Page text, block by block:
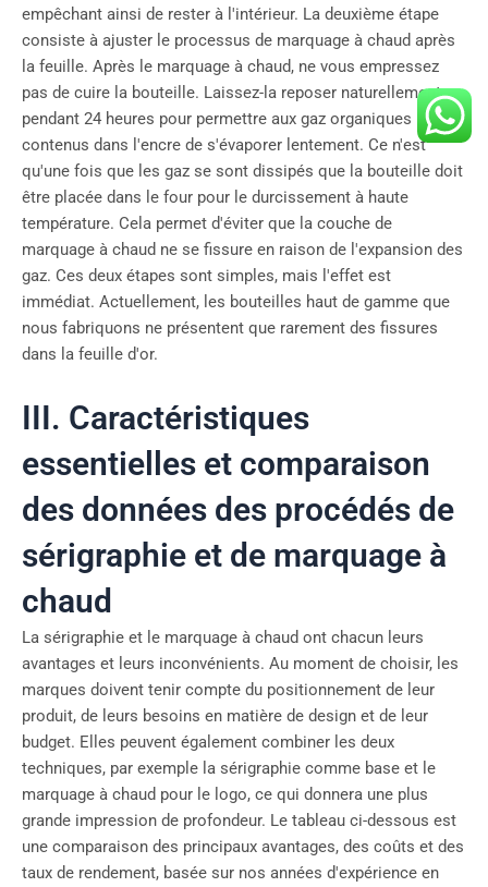
empêchant ainsi de rester à l'intérieur. La deuxième étape
consiste à ajuster le processus de marquage à chaud après
la feuille. Après le marquage à chaud, ne vous empressez
pas de cuire la bouteille. Laissez-la reposer naturellement
pendant 24 heures pour permettre aux gaz organiques
contenus dans l'encre de s'évaporer lentement. Ce n'est
qu'une fois que les gaz se sont dissipés que la bouteille doit
être placée dans le four pour le durcissement à haute
température. Cela permet d'éviter que la couche de
marquage à chaud ne se fissure en raison de l'expansion des
gaz. Ces deux étapes sont simples, mais l'effet est
immédiat. Actuellement, les bouteilles haut de gamme que
nous fabriquons ne présentent que rarement des fissures
dans la feuille d'or.
III. Caractéristiques
essentielles et comparaison
des données des procédés de
sérigraphie et de marquage à
chaud
La sérigraphie et le marquage à chaud ont chacun leurs
avantages et leurs inconvénients. Au moment de choisir, les
marques doivent tenir compte du positionnement de leur
produit, de leurs besoins en matière de design et de leur
budget. Elles peuvent également combiner les deux
techniques, par exemple la sérigraphie comme base et le
marquage à chaud pour le logo, ce qui donnera une plus
grande impression de profondeur. Le tableau ci-dessous est
une comparaison des principaux avantages, des coûts et des
taux de rendement, basée sur nos années d'expérience en